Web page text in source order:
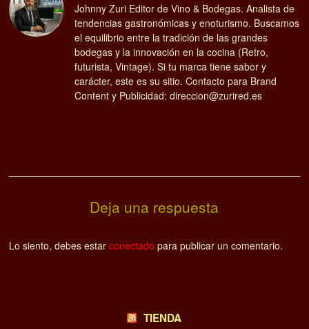
Johnny Zuri Editor de Vino & Bodegas. Analista de
tendencias gastronómicas y enoturismo. Buscamos
el equilibrio entre la tradición de las grandes
bodegas y la innovación en la cocina (Retro,
futurista, Vintage). Si tu marca tiene sabor y
carácter, este es su sitio. Contacto para Brand
Content y Publicidad: direccion@zurired.es
Deja una respuesta
Lo siento, debes estarconectado para publicar un comentario.
TIENDA